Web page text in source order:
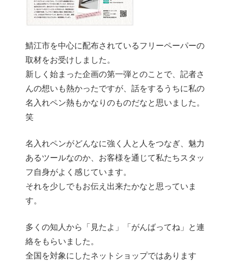
鯖江市を中心に配布されているフリーペーパーの
取材をお受けしました。
新しく始まった企画の第一弾とのことで、記者さ
んの想いも熱かったですが、話をするうちに私の
名入れペン熱もかなりのものだなと思いました。
笑
名入れペンがどんなに強く人と人をつなぎ、魅力
あるツールなのか、お客様を通じて私たちスタッ
フ自身がよく感じています。
それを少しでもお伝え出来たかなと思っていま
す。
多くの知人から「見たよ」「がんばってね」と連
絡をもらいました。
全国を対象にしたネットショップではあります